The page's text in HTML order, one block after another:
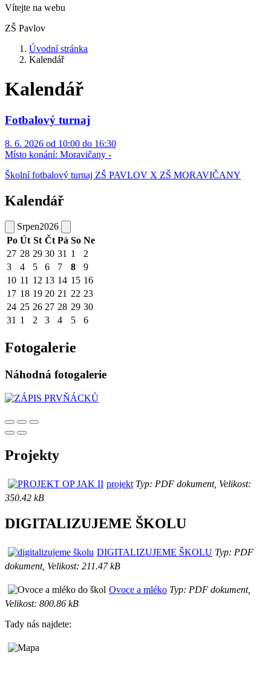
Vítejte na webu
ZŠ Pavlov
Úvodní stránka
Kalendář
Kalendář
Fotbalový turnaj
8. 6. 2026 od 10:00 do 16:30
Místo konání: Moravičany -
Školní fotbalový turnaj ZŠ PAVLOV X ZŠ MORAVIČANY
Kalendář
Srpen2026
Po Út St Čt Pá So Ne
27 28 29 30 31 1
2
3
4 5 6 7 8
9
10 11 12 13 14 15 16
17 18 19 20 21 22 23
24 25 26 27 28 29 30
31 1 2 3 4 5 6
Fotogalerie
Náhodná fotogalerie
Projekty
projekt Typ: PDF dokument, Velikost:
350.42 kB
DIGITALIZUJEME ŠKOLU
DIGITALIZUJEME ŠKOLU Typ: PDF
dokument, Velikost: 211.47 kB
Ovoce a mléko Typ: PDF dokument,
Velikost: 800.86 kB
Tady nás najdete: